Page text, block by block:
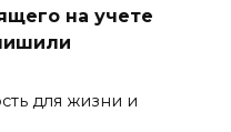
на учете
для жизни и